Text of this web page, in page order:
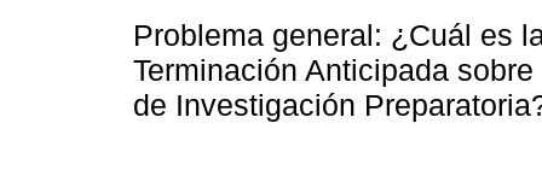
Problema general: ¿Cuál es
Terminación Anticipada
de Investigación